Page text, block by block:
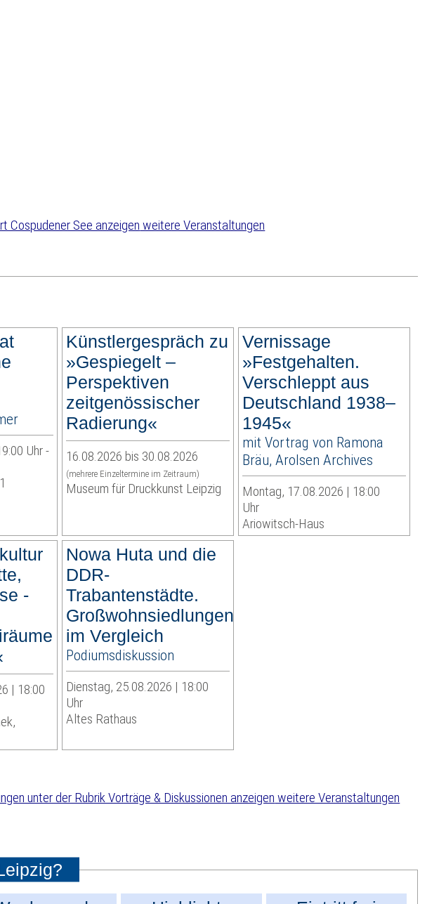
weitere Veranstaltungen
Uhr -
Künstlergespräch zu
»Gespiegelt –
Perspektiven
zeitgenössischer
Radierung«
16.08.2026 bis 30.08.2026
(mehrere Einzeltermine im Zeitraum)
Museum für Druckkunst Leipzig
Vernissage
»Festgehalten.
Verschleppt aus
Deutschland 1938–
1945«
mit Vortrag von Ramona
Bräu, Arolsen Archives
Montag, 17.08.2026 | 18:00
Uhr
Ariowitsch-Haus
-
| 18:00
Nowa Huta und die
DDR-
Trabantenstädte.
Großwohnsiedlungen
im Vergleich
Podiumsdiskussion
Dienstag, 25.08.2026 | 18:00
Uhr
Altes Rathaus
weitere Veranstaltungen